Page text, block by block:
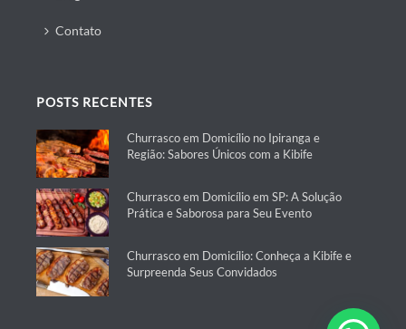
Contato
POSTS RECENTES
Churrasco em Domicílio no Ipiranga e
Região: Sabores Únicos com a Kibife
Churrasco em Domicílio em SP: A Solução
Prática e Saborosa para Seu Evento
Churrasco em Domicílio: Conheça a Kibife e
Surpreenda Seus Convidados